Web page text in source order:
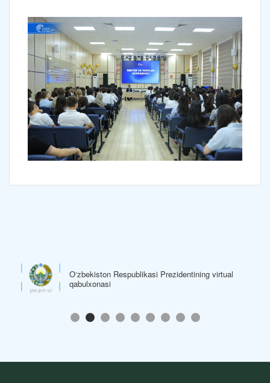
O‘zbekiston Respublikasi Prezidentining virtual
qabulxonasi